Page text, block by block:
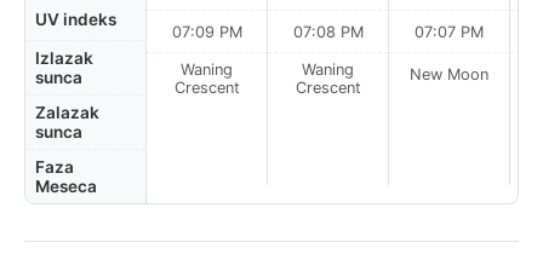
UV indeks
Izlazak
sunca
Zalazak
sunca
Faza
Meseca
07:09 PM
Waning
Crescent
07:08 PM
Waning
Crescent
07:07 PM
New Moon